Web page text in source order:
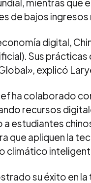
de bajos ingresos
digital,
Sus
explicó
ha colaborado
recursos
estudiantes
que apliquen la
climático
su éxito en